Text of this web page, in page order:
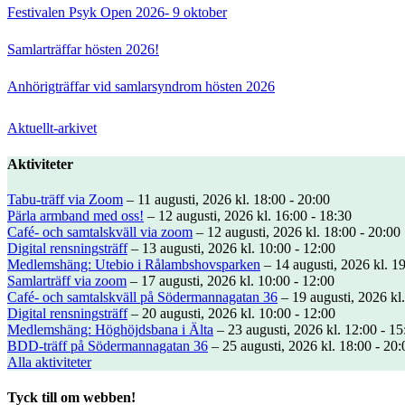
Festivalen Psyk Open 2026- 9 oktober
Samlarträffar hösten 2026!
Anhörigträffar vid samlarsyndrom hösten 2026
Aktuellt-arkivet
Aktiviteter
Tabu-träff via Zoom – 11 augusti, 2026 kl. 18:00 - 20:00
Pärla armband med oss! – 12 augusti, 2026 kl. 16:00 - 18:30
Café- och samtalskväll via zoom – 12 augusti, 2026 kl. 18:00 - 20:00
Digital rensningsträff– 13 augusti, 2026 kl. 10:00 - 12:00
Medlemshäng: Utebio i Rålambshovsparken – 14 augusti, 2026 kl.
Samlarträff via zoom – 17 augusti, 2026 kl. 10:00 - 12:00
Café- och samtalskväll på Södermannagatan 36 – 19 augusti, 2026
Digital rensningsträff– 20 augusti, 2026 kl. 10:00 - 12:00
Medlemshäng: Höghöjdsbana i Älta – 23 augusti, 2026 kl. 12:00 -
BDD-träff på Södermannagatan 36 – 25 augusti, 2026 kl. 18:00 -
Alla aktiviteter
Tyck till om webben!